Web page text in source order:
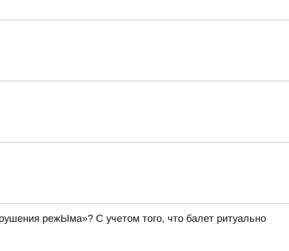
режЫма»? С учетом того, что балет ритуально